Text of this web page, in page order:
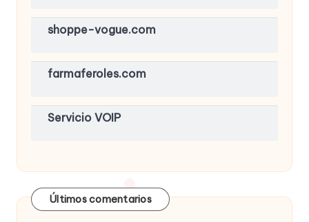
shoppe-vogue.com
farmaferoles.com
Servicio VOIP
Últimos comentarios